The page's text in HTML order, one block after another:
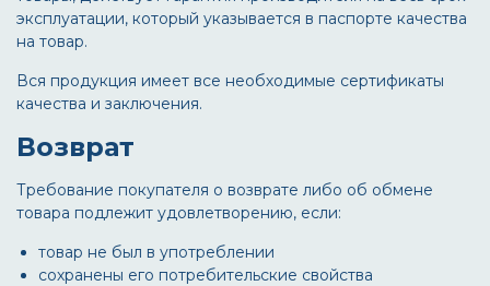
эксплуатации, который указывается в паспорте качества
на товар.
Вся продукция имеет все необходимые сертификаты
качества и заключения.
Возврат
Требование покупателя о возврате либо об обмене
товара подлежит удовлетворению, если:
товар не был в употреблении
сохранены его потребительские свойства